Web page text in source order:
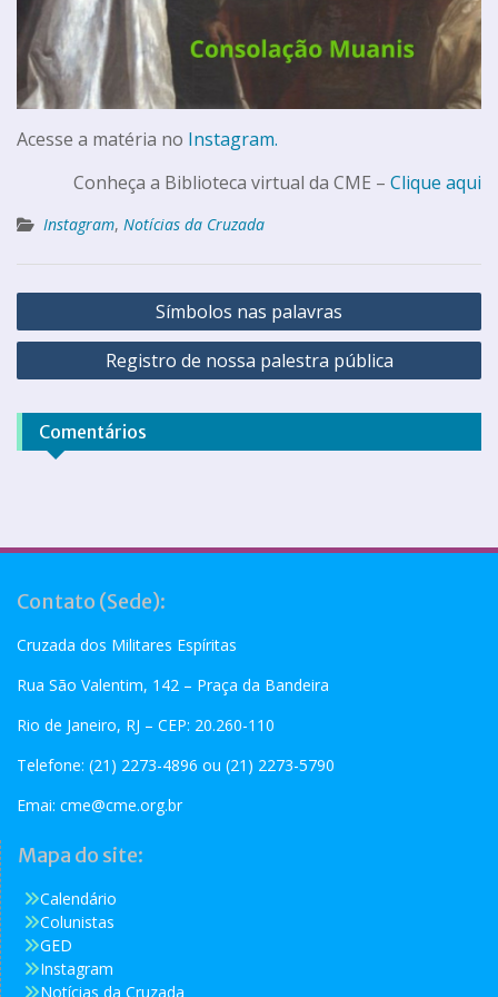
Acesse a matéria no Instagram.
Conheça a Biblioteca virtual da CME – Clique aqui
Instagram, Notícias da Cruzada
Símbolos nas palavras
Registro de nossa palestra pública
Comentários
Contato (Sede):
Cruzada dos Militares Espíritas
Rua São Valentim, 142 – Praça da Bandeira
Rio de Janeiro, RJ – CEP: 20.260-110
Telefone: (21) 2273-4896 ou (21) 2273-5790
Emai: cme@cme.org.br
Mapa do site:
Calendário
Colunistas
GED
Instagram
Notícias da Cruzada